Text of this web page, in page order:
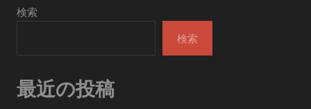
ゲ
ョ
検索
検索
最近の投稿